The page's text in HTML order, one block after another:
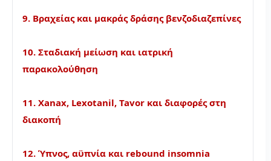
9. Βραχείας και μακράς δράσης βενζοδιαζεπίνες
10. Σταδιακή μείωση και ιατρική
παρακολούθηση
11. Xanax, Lexotanil, Tavor και διαφορές στη
διακοπή
12. Ύπνος, αϋπνία και rebound insomnia